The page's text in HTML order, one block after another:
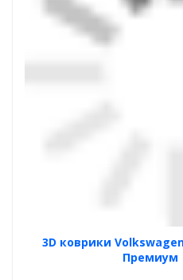
3D коврики
Премиум